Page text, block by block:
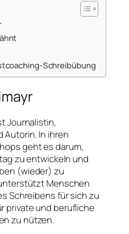
Schreibübung
Journalistin,
Autorin. In ihren
geht es darum,
zu entwickeln und
(wieder) zu
Menschen
Schreibens für sich zu
private und berufliche
zu nützen.